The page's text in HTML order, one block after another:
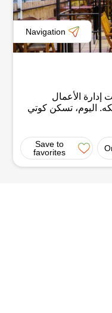
Navigation
إدارة الأعمال
اليوم، تسكن كوتي
Save to
favorites